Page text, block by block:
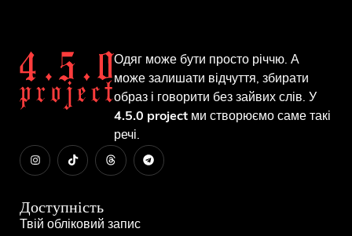
Одяг може бути просто річчю. А
може залишати відчуття, збирати
образ і говорити без зайвих слів. У
4.5.0 project ми створюємо саме такі
речі.
Доступність
Твій обліковий запис